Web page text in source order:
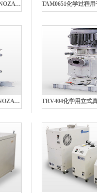
SRH一般工业用水封真空泵UNOZAWA宇野泽
TAV0501化学用立式真空泵UNOZAWA宇野泽